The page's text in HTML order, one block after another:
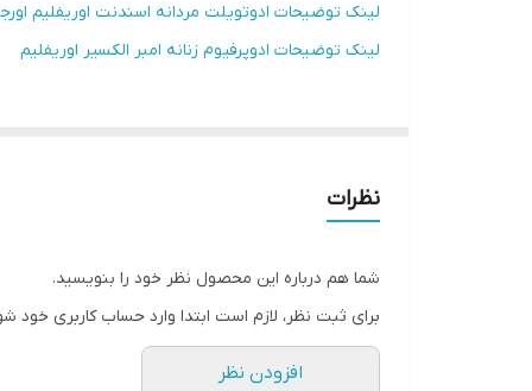
لینک توضیحات ادوتویلت مردانه‌ اسندنت‌ اوریفلیم
لینک توضیحات ادوپرفیوم زنانه امبر الکسیر اوریفلیم
نظرات
شما هم درباره این محصول نظر خود را بنویسید.
برای ثبت نظر، لازم است ابتدا وارد حساب کاربری خود
افزودن نظر